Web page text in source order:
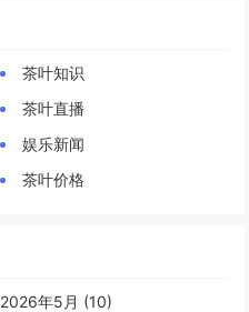
茶叶知识
茶叶直播
娱乐新闻
茶叶价格
2026年5月 (10)